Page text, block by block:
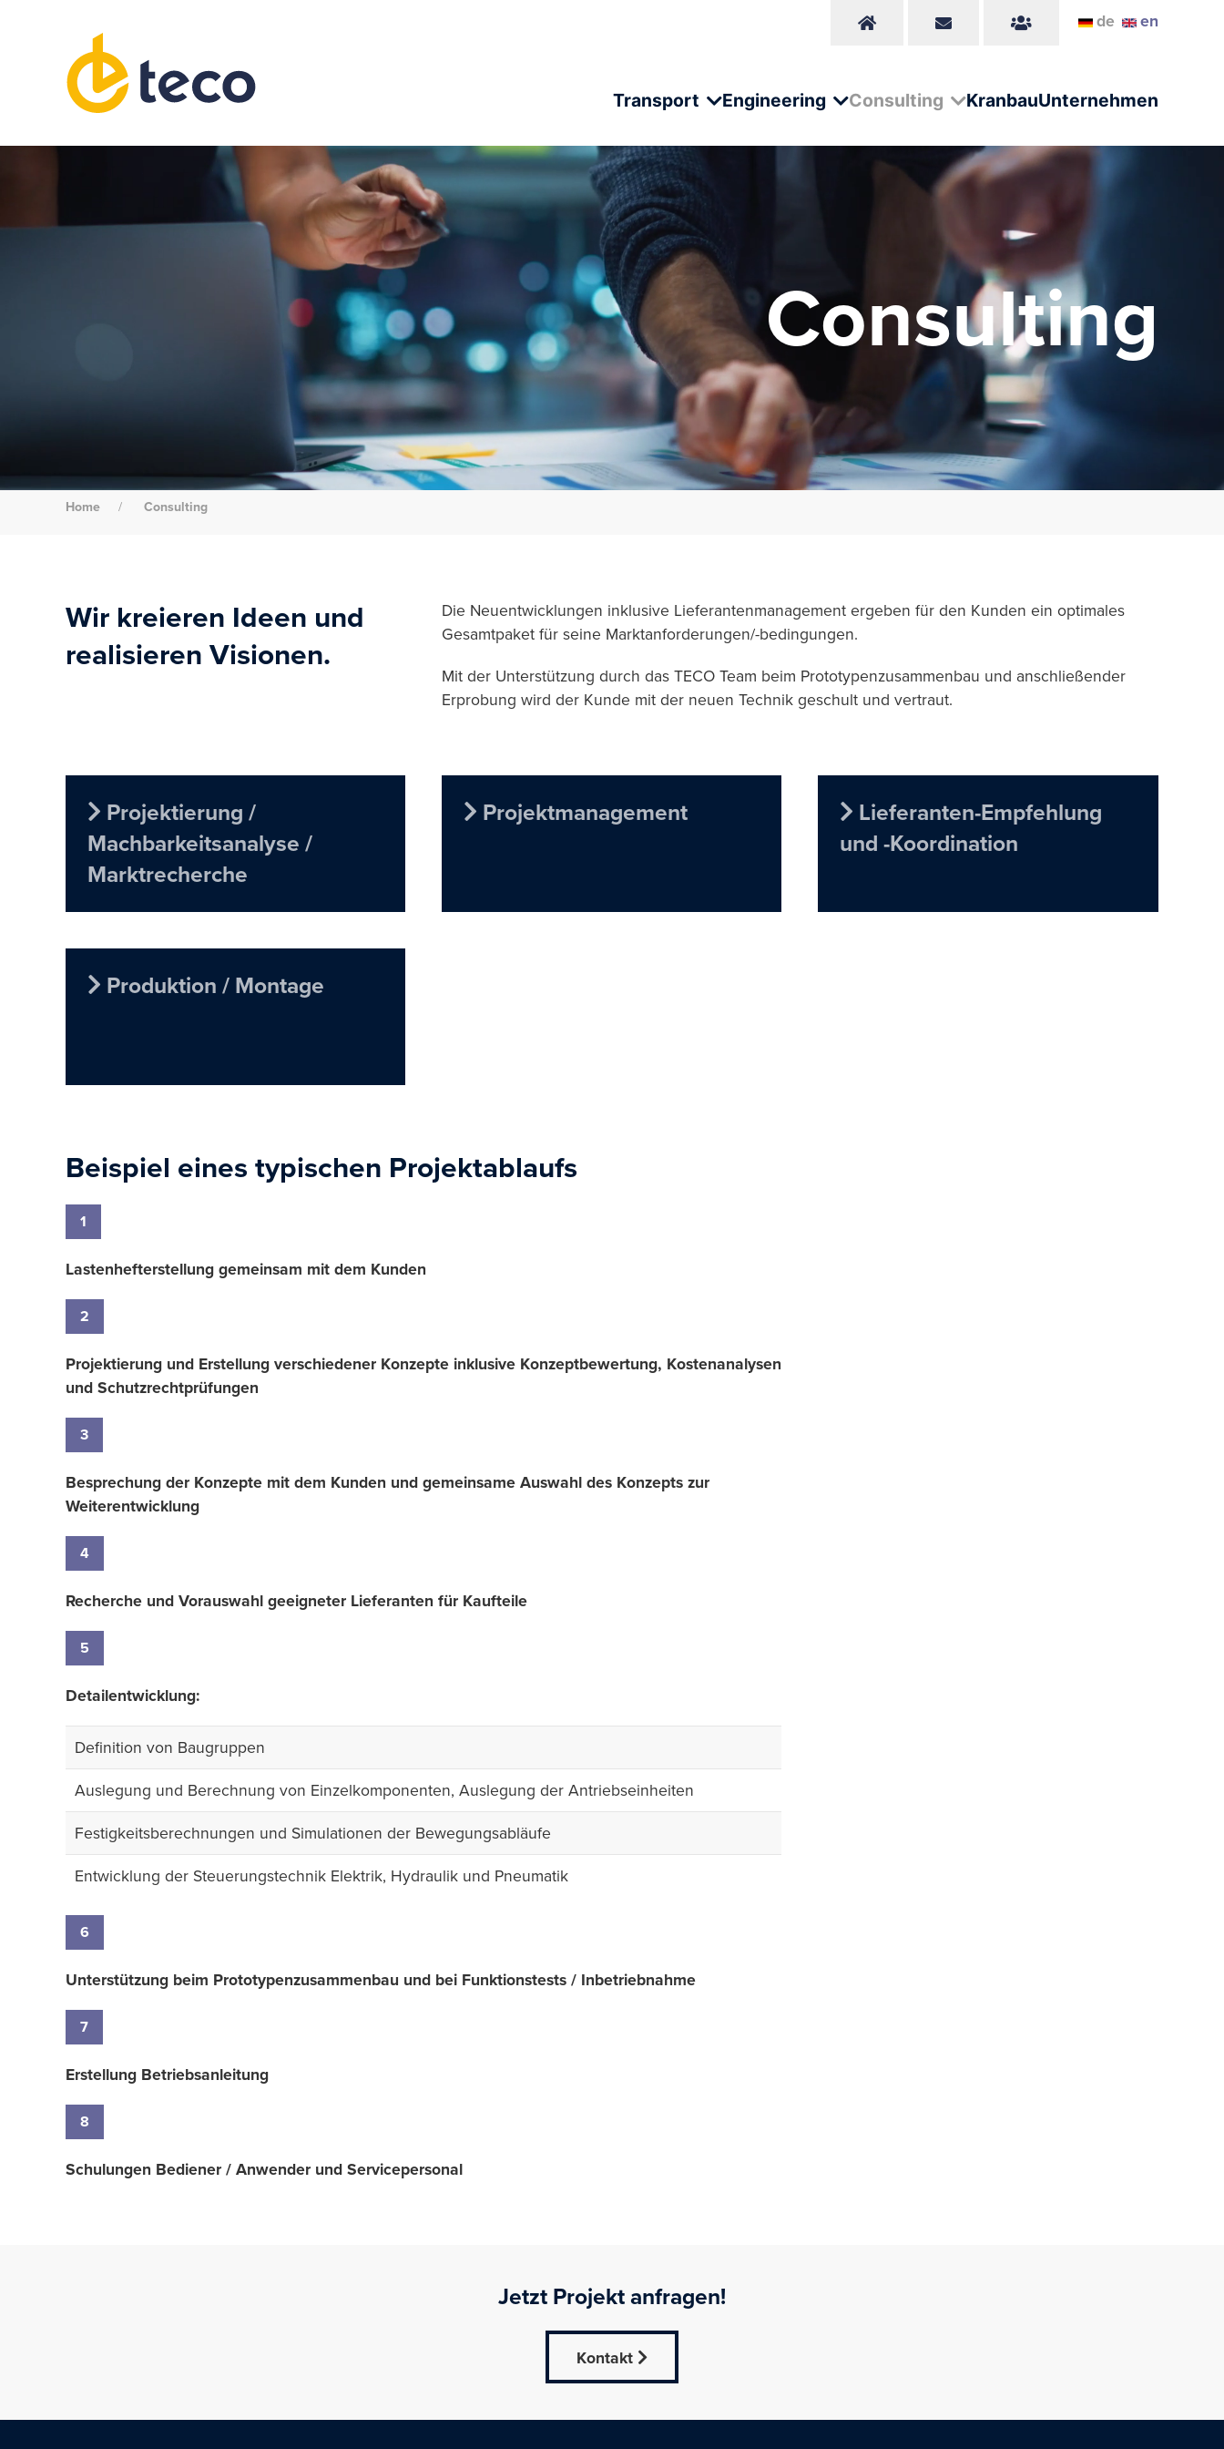
de en
Transport Engineering Consulting KranbauUnternehmen
Consulting
Home Consulting
Wir kreieren Ideen und
realisieren Visionen.
Die Neuentwicklungen inklusive Lieferantenmanagement ergeben für den Kunden ein optimales
Gesamtpaket für seine Marktanforderungen/-bedingungen.
Mit der Unterstützung durch das TECO Team beim Prototypenzusammenbau und anschließender
Erprobung wird der Kunde mit der neuen Technik geschult und vertraut.
Projektierung /
Machbarkeitsanalyse /
Marktrecherche
Projektmanagement
Lieferanten-Empfehlung
und -Koordination
Produktion / Montage
Beispiel eines typischen Projektablaufs
1
Lastenhefterstellung gemeinsam mit dem Kunden
2
Projektierung und Erstellung verschiedener Konzepte inklusive Konzeptbewertung, Kostenanalysen
und Schutzrechtprüfungen
3
Besprechung der Konzepte mit dem Kunden und gemeinsame Auswahl des Konzepts zur
Weiterentwicklung
4
Recherche und Vorauswahl geeigneter Lieferanten für Kaufteile
5
Detailentwicklung:
Definition von Baugruppen
Auslegung und Berechnung von Einzelkomponenten, Auslegung der Antriebseinheiten
Festigkeitsberechnungen und Simulationen der Bewegungsabläufe
Entwicklung der Steuerungstechnik Elektrik, Hydraulik und Pneumatik
6
Unterstützung beim Prototypenzusammenbau und bei Funktionstests / Inbetriebnahme
7
Erstellung Betriebsanleitung
8
Schulungen Bediener / Anwender und Servicepersonal
Jetzt Projekt anfragen!
Kontakt